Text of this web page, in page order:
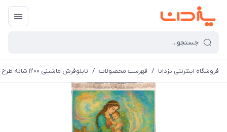
فروشگاه اینترنتی یزدانا / فهرست محصولات / تابلوفرش ماشینی 1200 شانه طرح آغوش مادر (3 سایز)